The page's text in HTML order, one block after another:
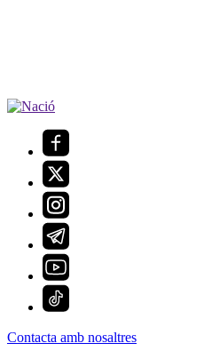
Contacta amb nosaltres